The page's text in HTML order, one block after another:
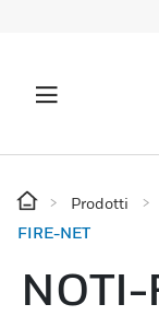
Prodotti
FIRE-NET